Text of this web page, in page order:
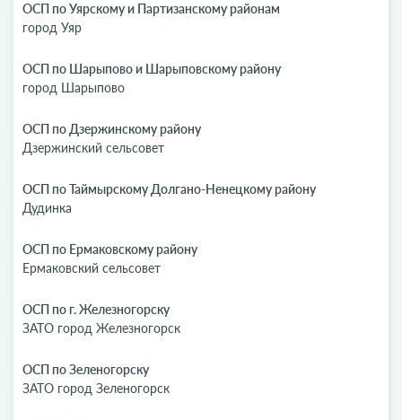
ОСП по Уярскому и Партизанскому районам
город Уяр
ОСП по Шарыпово и Шарыповскому району
город Шарыпово
ОСП по Дзержинскому району
Дзержинский сельсовет
ОСП по Таймырскому Долгано-Ненецкому району
Дудинка
ОСП по Ермаковскому району
Ермаковский сельсовет
ОСП по г. Железногорску
ЗАТО город Железногорск
ОСП по Зеленогорску
ЗАТО город Зеленогорск